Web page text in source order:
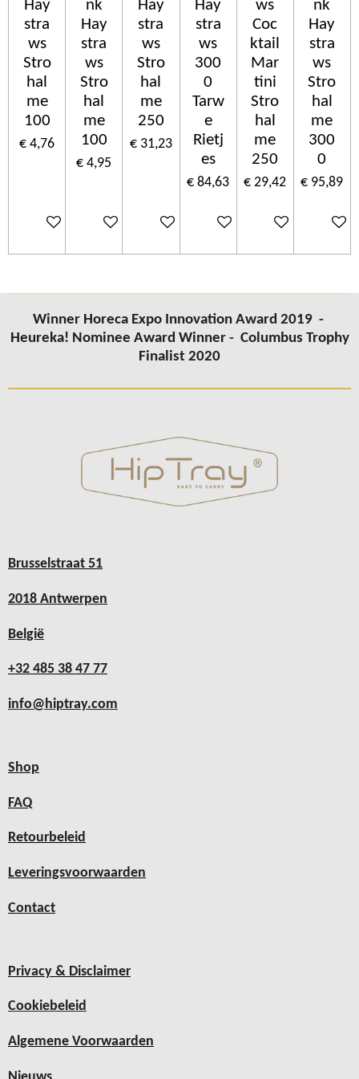
Hay
stra
ws
Stro
hal
me
100
€ 4,76
In winkelwagen
nk
Hay
stra
ws
Stro
hal
me
100
€ 4,95
In winkelwagen
Hay
stra
ws
Stro
hal
me
250
€ 31,23
In winkelwagen
Hay
stra
ws
300
0
Tarw
e
Rietj
es
€ 84,63
In winkelwagen
ws
Coc
ktail
Mar
tini
Stro
hal
me
250
€ 29,42
In winkelwagen
nk
Hay
stra
ws
Stro
hal
me
300
0
€ 95,89
In
Winner Horeca Expo Innovation Award 2019 -
Heureka! Nominee Award Winner - Columbus Trophy
Finalist 2020
Brusselstraat 51
2018 Antwerpen
België
+32 485 38 47 77
info@hiptray.com
Shop
FAQ
Retourbeleid
Leveringsvoorwaarden
Contact
Privacy & Disclaimer
Cookiebeleid
Algemene Voorwaarden